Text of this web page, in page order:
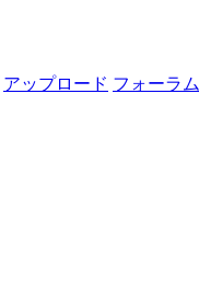
アップロード フォーラム